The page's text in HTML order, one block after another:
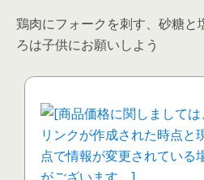
鶏肉にフォークを刺す、砂糖と
ろは子供にお願いしよう